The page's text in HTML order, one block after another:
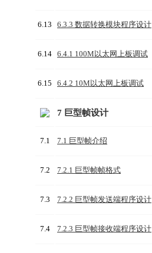
6.13 6.3.3 数据转换模块程序设计
6.14 6.4.1 100M以太网上板调试
6.15 6.4.2 10M以太网上板调试
7 巨型帧设计
7.1 7.1 巨型帧介绍
7.2 7.2.1 巨型帧帧格式
7.3 7.2.2 巨型帧发送端程序设计
7.4 7.2.3 巨型帧接收端程序设计